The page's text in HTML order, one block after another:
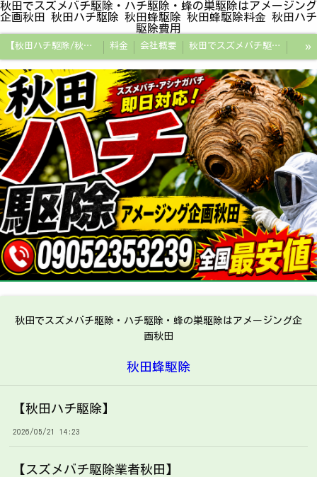
秋田でスズメバチ駆除・ハチ駆除・蜂の巣駆除はアメージング
企画秋田 秋田ハチ駆除 秋田蜂駆除 秋田蜂駆除料金 秋田ハチ
駆除費用
【秋田ハチ駆除/秋田蜂駆除/スズメバチの巣/ハチの巣専門プロ】 料金 会社概要 秋田でスズメバチ駆除・ハチ駆除・蜂の巣駆除はアメージング企画秋田
秋田県の蜂駆除料金・蜂の巣駆除の相場【全国平均と比較】 秋田探偵/秋田県浮気調査/秋田市万引きGメン
秋田便利屋アメージング企画秋田
»
秋田でスズメバチ駆除・ハチ駆除・蜂の巣駆除はアメージング企
画秋田
秋田蜂駆除
【秋田ハチ駆除】
2026/05/21 14:23
【スズメバチ駆除業者秋田】